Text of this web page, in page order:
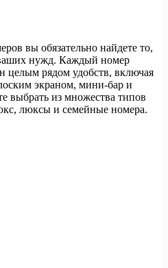
вы обязательно найдете то,
нужд. Каждый номер
целым рядом удобств, включая
экраном, мини-бар и
выбрать из множества типов
люксы и семейные номера.